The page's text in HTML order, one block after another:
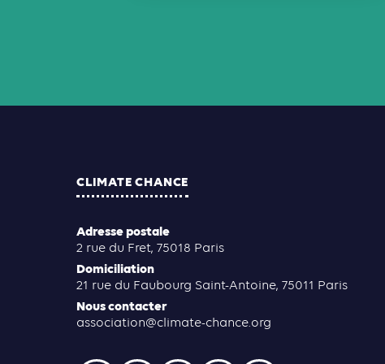
CLIMATE CHANCE
Adresse postale
2 rue du Fret, 75018 Paris
Domiciliation
21 rue du Faubourg Saint-Antoine, 75011 Paris
Nous contacter
association@climate-chance.org